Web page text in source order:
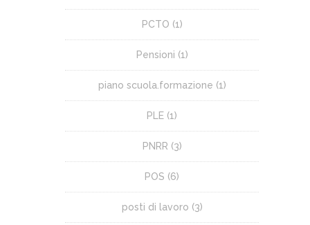
PCTO (1)
Pensioni (1)
piano scuola.formazione (1)
PLE (1)
PNRR (3)
POS (6)
posti di lavoro (3)